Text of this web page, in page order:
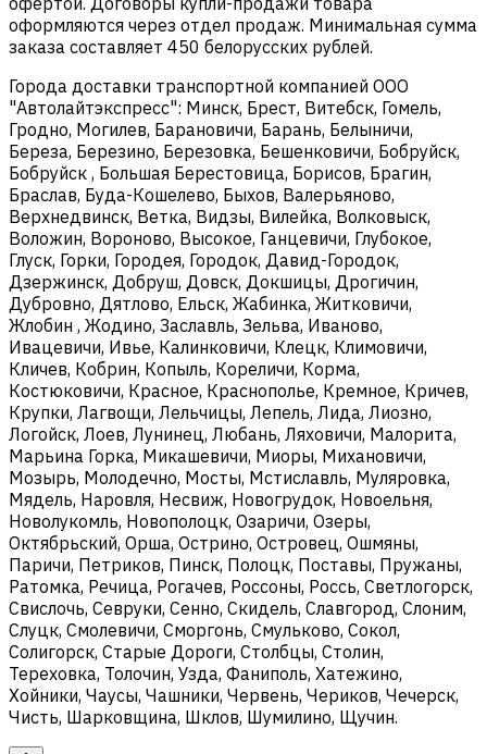
оформляются через отдел продаж. Минимальная сумма
заказа составляет 450 белорусских рублей.
Города доставки транспортной компанией ООО
"Автолайтэкспресс": Минск, Брест, Витебск, Гомель,
Гродно, Могилев, Барановичи, Барань, Белыничи,
Береза, Березино, Березовка, Бешенковичи, Бобруйск,
Бобруйск , Большая Берестовица, Борисов, Брагин,
Браслав, Буда-Кошелево, Быхов, Валерьяново,
Верхнедвинск, Ветка, Видзы, Вилейка, Волковыск,
Воложин, Вороново, Высокое, Ганцевичи, Глубокое,
Глуск, Горки, Городея, Городок, Давид-Городок,
Дзержинск, Добруш, Довск, Докшицы, Дрогичин,
Дубровно, Дятлово, Ельск, Жабинка, Житковичи,
Жлобин , Жодино, Заславль, Зельва, Иваново,
Ивацевичи, Ивье, Калинковичи, Клецк, Климовичи,
Кличев, Кобрин, Копыль, Кореличи, Корма,
Костюковичи, Красное, Краснополье, Кремное, Кричев,
Крупки, Лагвощи, Лельчицы, Лепель, Лида, Лиозно,
Логойск, Лоев, Лунинец, Любань, Ляховичи, Малорита,
Марьина Горка, Микашевичи, Миоры, Михановичи,
Мозырь, Молодечно, Мосты, Мстиславль, Муляровка,
Мядель, Наровля, Несвиж, Новогрудок, Новоельня,
Новолукомль, Новополоцк, Озаричи, Озеры,
Октябрьский, Орша, Острино, Островец, Ошмяны,
Паричи, Петриков, Пинск, Полоцк, Поставы, Пружаны,
Ратомка, Речица, Рогачев, Россоны, Россь, Светлогорск,
Свислочь, Севруки, Сенно, Скидель, Славгород, Слоним,
Слуцк, Смолевичи, Сморгонь, Смульково, Сокол,
Солигорск, Старые Дороги, Столбцы, Столин,
Тереховка, Толочин, Узда, Фаниполь, Хатежино,
Хойники, Чаусы, Чашники, Червень, Чериков, Чечерск,
Чисть, Шарковщина, Шклов, Шумилино, Щучин.